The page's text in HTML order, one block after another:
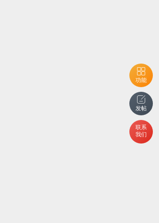
功能
发帖
联系
我们